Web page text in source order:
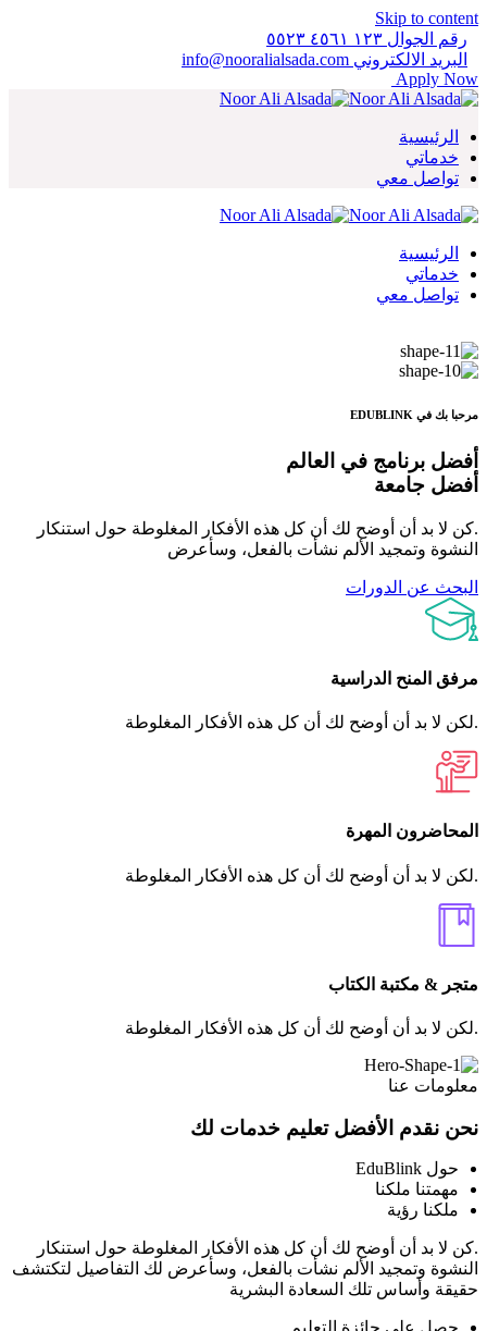
Skip to content
رقم الجوال ١٢٣ ٤٥٦١ ٥٥٢٣
البريد الالكتروني info@nooralialsada.com
Apply Now
الرئيسية
خدماتي
تواصل معي
الرئيسية
خدماتي
تواصل معي
مرحبا بك في EDUBLINK
أفضل برنامج في العالم
أفضل جامعة
.كن لا بد أن أوضح لك أن كل هذه الأفكار المغلوطة حول استنكار
النشوة وتمجيد الألم نشأت بالفعل، وسأعرض
البحث عن الدورات
مرفق المنح الدراسية
.لكن لا بد أن أوضح لك أن كل هذه الأفكار المغلوطة
المحاضرون المهرة
.لكن لا بد أن أوضح لك أن كل هذه الأفكار المغلوطة
متجر & مكتبة الكتاب
.لكن لا بد أن أوضح لك أن كل هذه الأفكار المغلوطة
معلومات عنا
نحن نقدم الأفضلتعليم خدمات لك
حول EduBlink
مهمتنا ملكنا
ملكنا رؤية
.كن لا بد أن أوضح لك أن كل هذه الأفكار المغلوطة حول استنكار
النشوة وتمجيد الألم نشأت بالفعل، وسأعرض لك التفاصيل لتكتشف
حقيقة وأساس تلك السعادة البشرية
حصل على جائزة التعليم